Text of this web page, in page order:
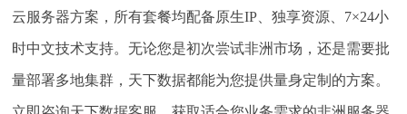
云服务器方案，所有套餐均配备原生IP、独享资源、7×24小
时中文技术支持。无论您是初次尝试非洲市场，还是需要批
量部署多地集群，天下数据都能为您提供量身定制的方案。